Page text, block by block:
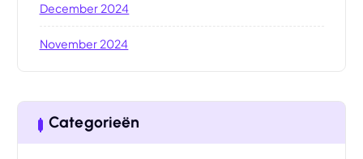
December 2024
November 2024
Categorieën